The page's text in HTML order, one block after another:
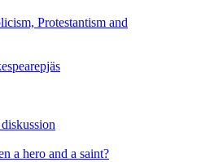
Protestantism and
a hero and a saint?